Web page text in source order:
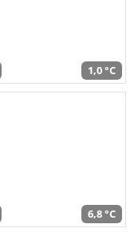
1,0 °C
6,8 °C